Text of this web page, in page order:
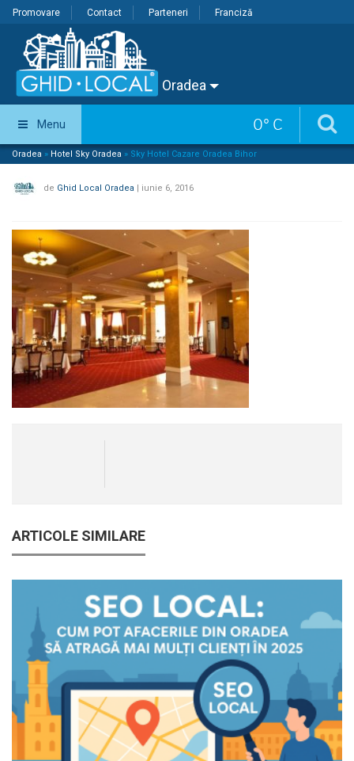
Promovare Contact Parteneri Franciză
Oradea
0° C
Menu
Oradea » Hotel Sky Oradea » Sky Hotel Cazare Oradea Bihor
de Ghid Local Oradea | iunie 6, 2016
ARTICOLE SIMILARE